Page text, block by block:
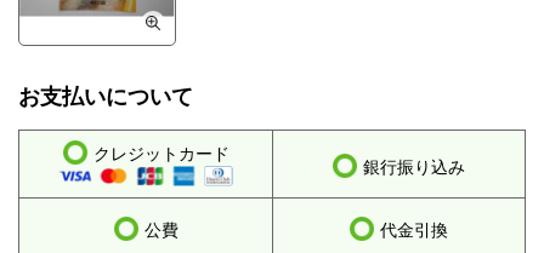
お支払いについて
クレジットカード
銀行振り込み
公費 代金引換